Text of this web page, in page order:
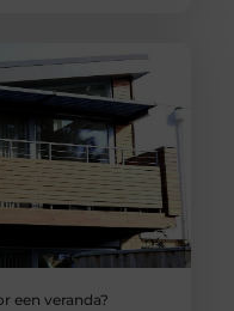
een veranda?